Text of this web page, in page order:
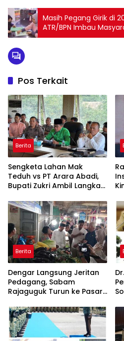
Masih Pegang Girik di
ATR/BPN Imbau
Khawatir
Pos Terkait
Berita
Sengketa Lahan Mak
Teduh vs PT Arara Abadi,
Bupati Zukri Ambil Langkah
Berita
Dengar Langsung Jeritan
Pedagang, Sabam
Rajaguguk Turun ke Pasar